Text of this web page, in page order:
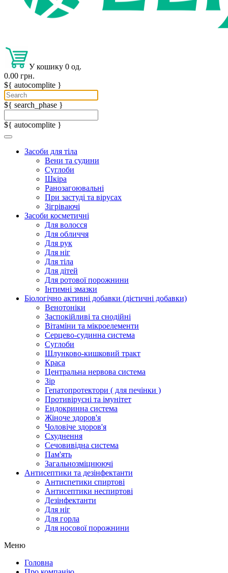
У кошику 0 од.
0.00 грн.
${ autocomplite }
${ search_phase }
${ autocomplite }
Засоби для тіла
Вени та судини
Суглоби
Шкіра
Ранозагоювальні
При застуді та вірусах
Зігріваючі
Засоби косметичні
Для волосся
Для обличчя
Для рук
Для ніг
Для тіла
Для дітей
Для ротової порожнини
Інтимні змазки
Біологічно активні добавки (дієтичні добавки)
Венотоніки
Заспокійливі та снодійні
Вітаміни та мікроелементи
Серцево-судинна система
Суглоби
Шлунково-кишковий тракт
Краса
Центральна нервова система
Зір
Гепатопротектори ( для печінки )
Противірусні та імунітет
Ендокринна система
Жіноче здоров'я
Чоловіче здоров'я
Схуднення
Сечовивідна система
Пам'ять
Загальнозміцнюючі
Антисептики та дезінфектанти
Антиспетики спиртові
Антисептики неспиртові
Дезінфектанти
Для ніг
Для горла
Для носової порожнини
Меню
Головна